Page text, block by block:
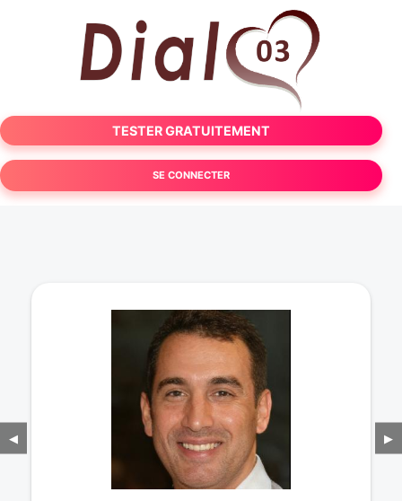
TESTER GRATUITEMENT
SE CONNECTER
◀ ▶